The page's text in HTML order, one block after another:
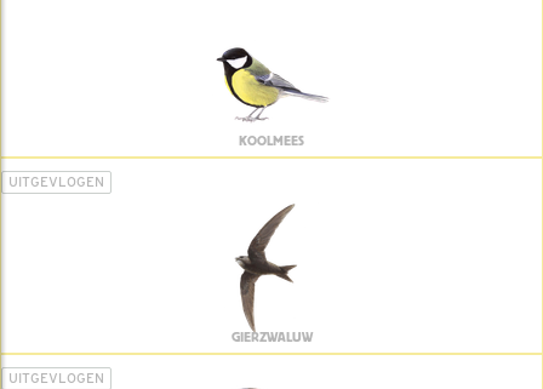
KOOLMEES
UITGEVLOGEN
GIERZWALUW
UITGEVLOGEN